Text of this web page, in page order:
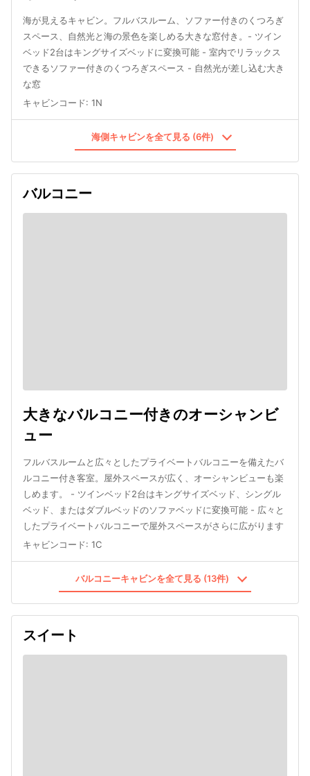
海が見えるキャビン。フルバスルーム、ソファー付きのくつろぎ
スペース、自然光と海の景色を楽しめる大きな窓付き。- ツイン
ベッド2台はキングサイズベッドに変換可能 - 室内でリラックス
できるソファー付きのくつろぎスペース - 自然光が差し込む大き
な窓
キャビンコード: 1N
海側キャビンを全て見る (6件)
バルコニー
大きなバルコニー付きのオーシャンビ
ュー
フルバスルームと広々としたプライベートバルコニーを備えたバ
ルコニー付き客室。屋外スペースが広く、オーシャンビューも楽
しめます。 - ツインベッド2台はキングサイズベッド、シングル
ベッド、またはダブルベッドのソファベッドに変換可能 - 広々と
したプライベートバルコニーで屋外スペースがさらに広がります
キャビンコード: 1C
バルコニーキャビンを全て見る (13件)
スイート